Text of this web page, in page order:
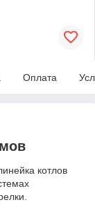
Оплата
котлов